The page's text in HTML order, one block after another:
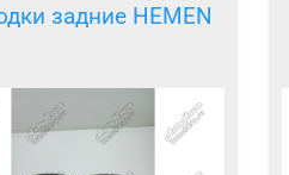
задние HEMEN